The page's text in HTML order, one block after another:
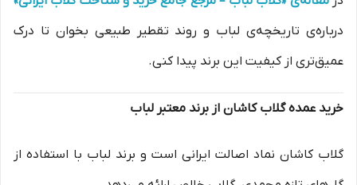
درباره‌ی تاریخچه‌ی لباب و روند تقطیر طبیعی بخوان تا درک
عمیق‌تری از کیفیت این برند پیدا کنی.
خرید عمده گلاب کاشان از برند معتبر لباب
گلاب کاشان نماد اصالت ایرانی است و برند لباب با استفاده از